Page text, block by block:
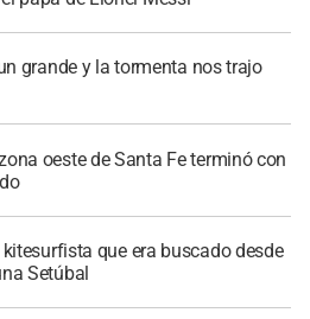
grande y la tormenta nos trajo
oeste de Santa Fe terminó con
que era buscado desde
Setúbal